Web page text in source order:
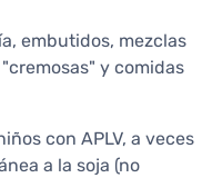
embutidos, mezclas
y comidas
con APLV, a veces
a la soja (no